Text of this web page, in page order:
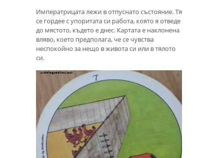
Императрицата лежи в отпуснато състояние. Тя
се гордее с упоритата си работа, която я отведе
до мястото, където е днес. Картата е наклонена
вляво, което предполага, че се чувства
неспокойно за нещо в живота си или в тялото
си.